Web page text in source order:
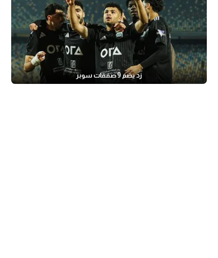
زد يضم 9 صفقات سوبر